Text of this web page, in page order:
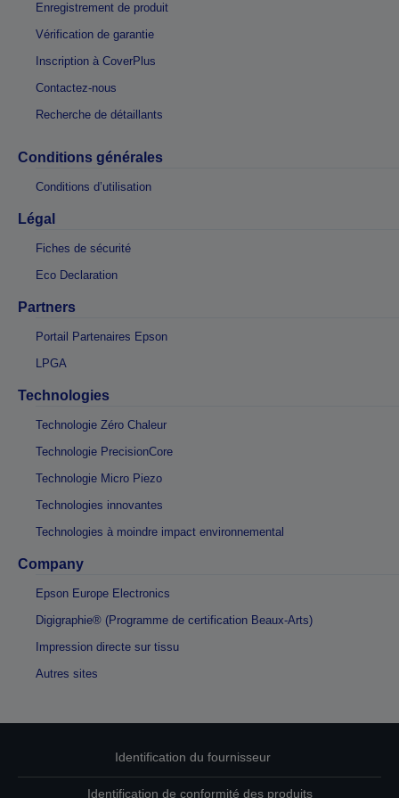
Enregistrement de produit
Vérification de garantie
Inscription à CoverPlus
Contactez-nous
Recherche de détaillants
Conditions générales
Conditions d’utilisation
Légal
Fiches de sécurité
Eco Declaration
Partners
Portail Partenaires Epson
LPGA
Technologies
Technologie Zéro Chaleur
Technologie PrecisionCore
Technologie Micro Piezo
Technologies innovantes
Technologies à moindre impact environnemental
Company
Epson Europe Electronics
Digigraphie® (Programme de certification Beaux-Arts)
Impression directe sur tissu
Autres sites
Identification du fournisseur
Identification de conformité des produits